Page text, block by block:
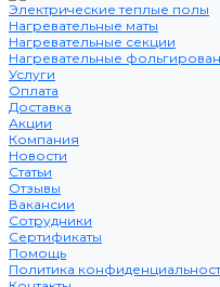
Электрические теплые полы
Нагревательные маты
Нагревательные секции
Нагревательные
Услуги
Оплата
Доставка
Акции
Компания
Новости
Статьи
Отзывы
Вакансии
Сотрудники
Сертификаты
Помощь
Политика